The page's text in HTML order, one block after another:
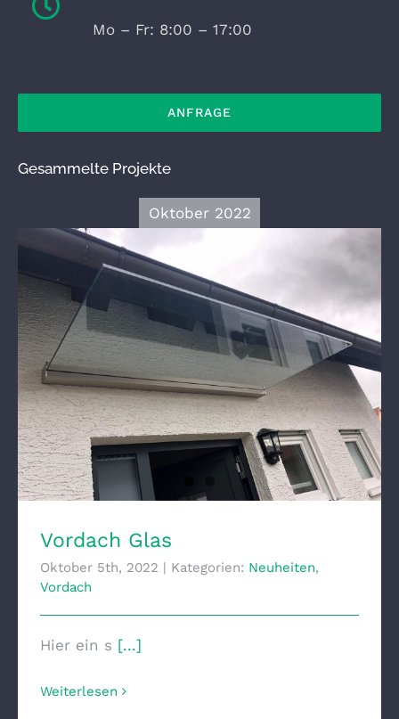
Mo – Fr: 8:00 – 17:00
ANFRAGE
Gesammelte Projekte
Oktober 2022
Vordach Glas
Vordach Glas
Oktober 5th, 2022 | Kategorien: Neuheiten,
Vordach
Hier ein s [...]
Weiterlesen